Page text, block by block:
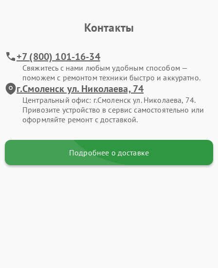
Контакты
+7 (800) 101-16-34
Свяжитесь с нами любым удобным способом —
поможем с ремонтом техники быстро и аккуратно.
г.Смоленск ул. Николаева, 74
Центральный офис: г.Смоленск ул. Николаева, 74.
Привозите устройство в сервис самостоятельно или
оформляйте ремонт с доставкой.
Подробнее о доставке